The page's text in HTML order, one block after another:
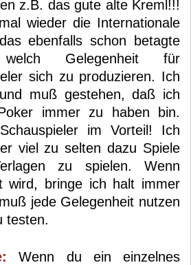
z.B. das gute alte Kreml!!!
wieder die Internationale
ebenfalls schon betagte
welch Gelegenheit für
sich zu produzieren. Ich
muß gestehen, daß ich
immer zu haben bin.
im Vorteil! Ich
viel zu selten dazu Spiele
zu spielen. Wenn
wird, bringe ich halt immer
jede Gelegenheit nutzen
testen.
Wenn du ein einzelnes